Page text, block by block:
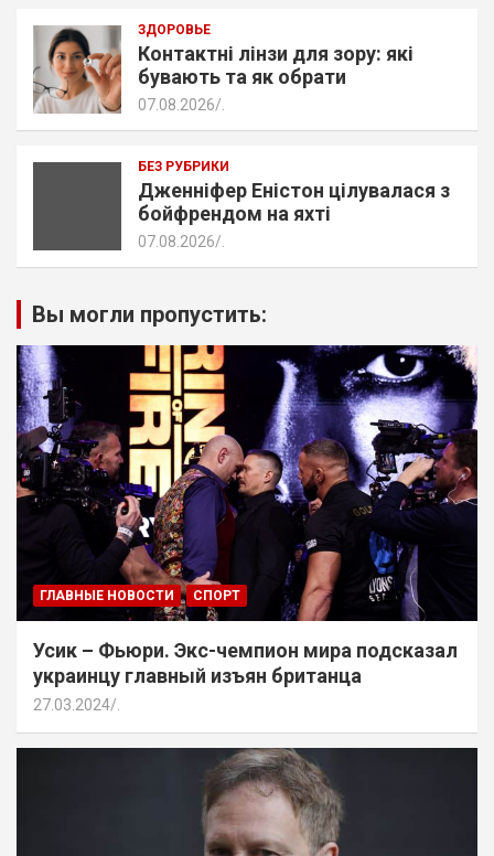
ЗДОРОВЬЕ
Контактні лінзи для зору: які
бувають та як обрати
07.08.2026
БЕЗ РУБРИКИ
Дженніфер Еністон цілувалася з
бойфрендом на яхті
07.08.2026
Вы могли пропустить:
ГЛАВНЫЕ НОВОСТИ СПОРТ
Усик – Фьюри. Экс-чемпион мира подсказал
украинцу главный изъян британца
27.03.2024 .